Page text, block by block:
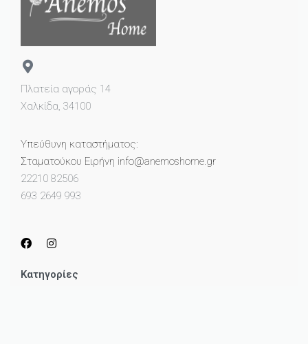
Πλατεία αγοράς 14
Χαλκίδα, 34100
Υπεύθυνη καταστήματος:
Σταματούκου Ειρήνη info@anemoshome.gr
22210 82506
693 2649 993
Κατηγορίες